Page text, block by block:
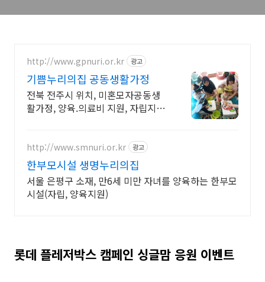
http://www.gpnuri.or.kr 광고
기쁨누리의집 공동생활가정
전북 전주시 위치, 미혼모자공동생
활가정, 양육.의료비 지원, 자립지원,
http://www.smnuri.or.kr 광고
한부모시설 생명누리의집
서울 은평구 소재, 만6세 미만 자녀를 양육하는 한부모
시설(자립, 양육지원)
롯데 플레저박스 캠페인 싱글맘 응원 이벤트